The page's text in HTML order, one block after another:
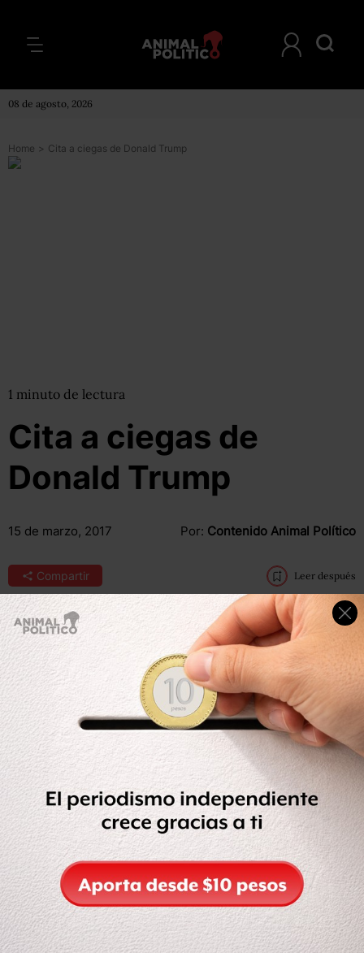
08 de agosto, 2026
Home > Cita a ciegas de Donald Trump
1 minuto de lectura
Cita a ciegas de
Donald Trump
15 de marzo, 2017 Por: Contenido Animal Político
Compartir Leer después
“Este fallo nos hace ver débiles, que por cierto, ya no lo
somos (…) Vamos a pelear este fallo terrible, vamos a llevar
este caso tan lejos sea posible, incluyendo todo el camino
hasta la Corte Suprema. Vamos a ganar”.
Compartir Leer después
OCULTAR COMENTARIOS